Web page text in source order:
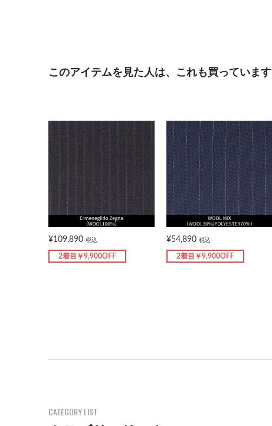
このアイテムを見た人は、これも買っています
¥109,890 税込
2着目￥9,900OFF
¥54,890 税込
2着目￥9,900OFF
CATEGORY LIST